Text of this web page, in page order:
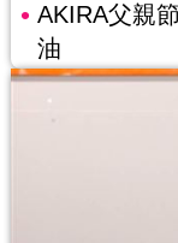
AKIRA父親
油